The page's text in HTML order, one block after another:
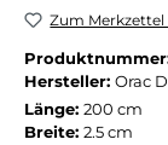
Zum
Hersteller: Orac
Länge: 200 cm
Breite: 2.5 cm